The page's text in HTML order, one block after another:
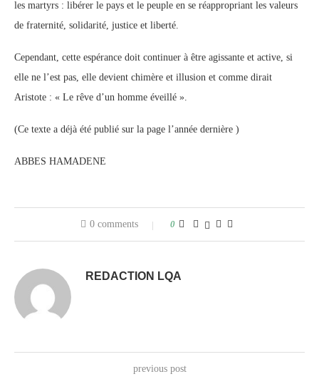
les martyrs : libérer le pays et le peuple en se réappropriant les valeurs
de fraternité, solidarité, justice et liberté.
Cependant, cette espérance doit continuer à être agissante et active, si
elle ne l’est pas, elle devient chimère et illusion et comme dirait
Aristote : « Le rêve d’un homme éveillé ».
(Ce texte a déjà été publié sur la page l’année dernière )
ABBES HAMADENE
0 comments 0
REDACTION LQA
previous post